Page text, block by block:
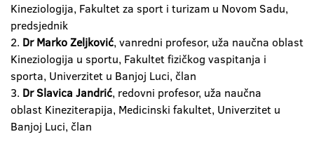
Kineziologija, Fakultet za sport i turizam u Novom Sadu,
predsjednik
2. Dr Marko Zeljković, vanredni profesor, uža naučna oblast
Kineziologija u sportu, Fakultet fizičkog vaspitanja i
sporta, Univerzitet u Banjoj Luci, član
3. Dr Slavica Jandrić, redovni profesor, uža naučna
oblast Kineziterapija, Medicinski fakultet, Univerzitet u
Banjoj Luci, član